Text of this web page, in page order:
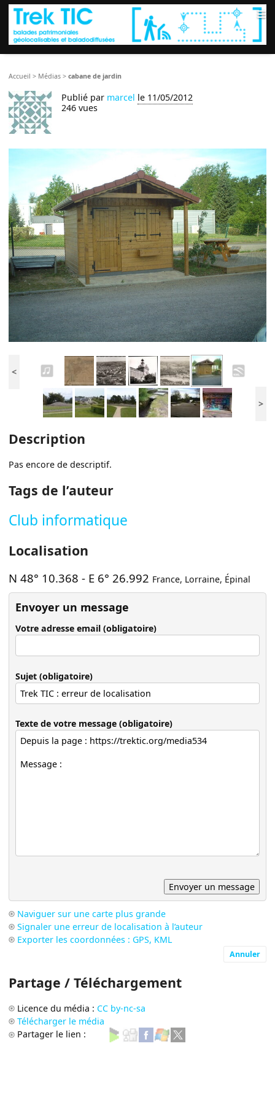
≡
Accueil > Médias >cabane de jardin
Publié par marcel le 11/05/2012
246 vues
<
>
Description
Pas encore de descriptif.
Tags de l’auteur
Club informatique
Localisation
N 48° 10.368 - E 6° 26.992 France, Lorraine, Épinal
Envoyer un message
Votre adresse email (obligatoire)
Sujet (obligatoire)
Texte de votre message (obligatoire)
Naviguer sur une carte plus grande
Signaler une erreur de localisation à l’auteur
Exporter les coordonnées : GPS, KML
Annuler
Partage / Téléchargement
Licence du média : CC by-nc-sa
Télécharger le média
Partager le lien :